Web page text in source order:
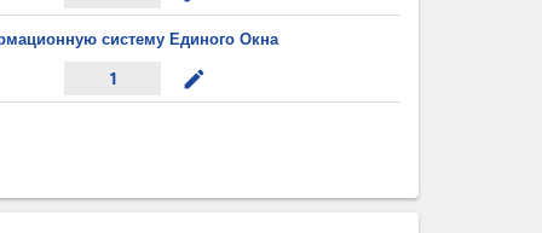
систему Единого Окна
1 mode_edit